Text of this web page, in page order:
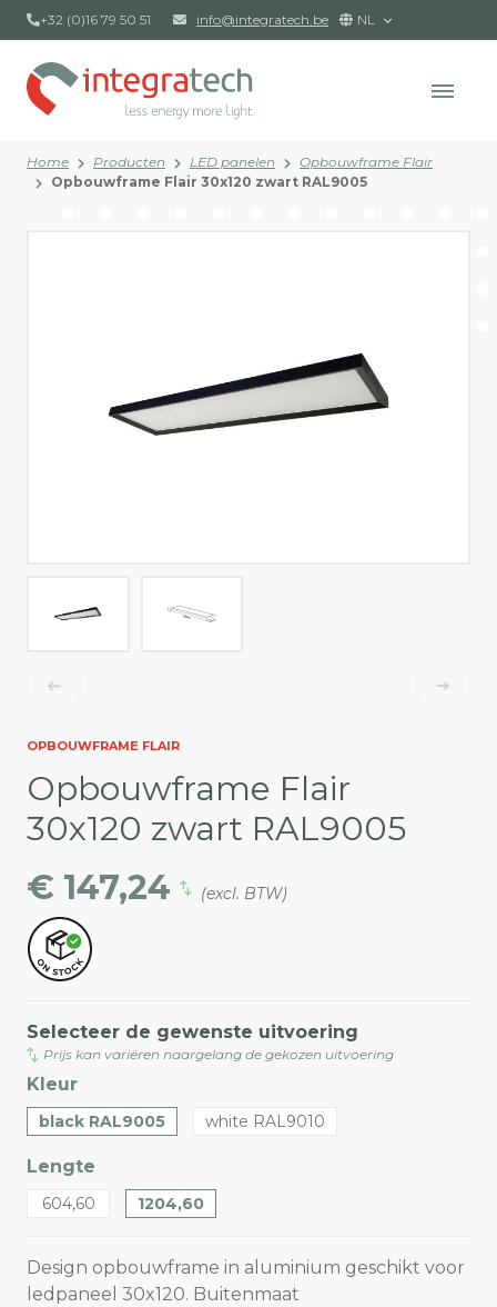
+32 (0)16 79 50 51 info@integratech.be NL
Home Producten LED panelen
Opbouwframe Flair
Opbouwframe Flair 30x120 zwart RAL9005
OPBOUWFRAME FLAIR
Opbouwframe Flair
30x120 zwart RAL9005
€ 147,24
(excl. BTW)
Selecteer de gewenste uitvoering
Prijs kan variëren naargelang de gekozen uitvoering
Kleur
black RAL9005 white RAL9010
Lengte
604,60 1204,60
Design opbouwframe in aluminium geschikt voor
ledpaneel 30x120. Buitenmaat